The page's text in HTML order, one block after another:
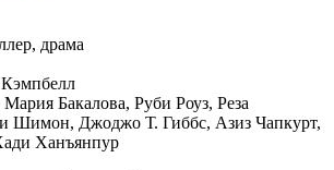
драма
Бакалова, Руби Роуз, Реза
Шимон, Джоджо Т. Гиббс, Азиз Чапкурт,
Ханъянпур